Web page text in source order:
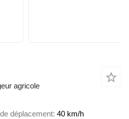
agricole
déplacement 40 km/h